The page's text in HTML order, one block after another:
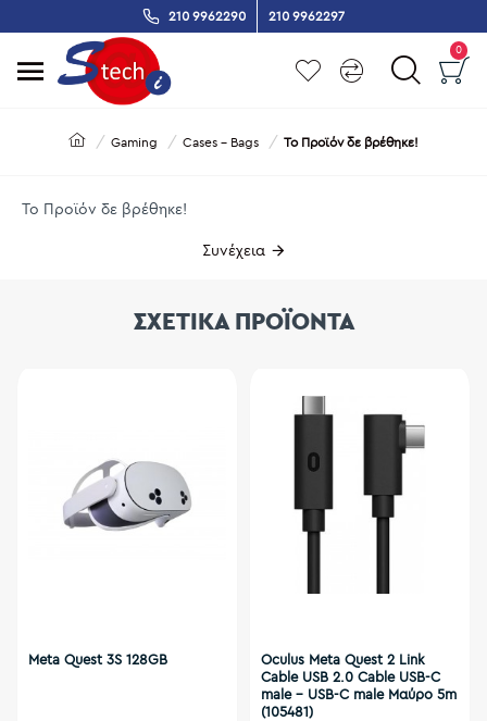
210 9962290 210 9962297
0
Gaming Cases - Bags Το Προϊόν δε βρέθηκε!
Το Προϊόν δε βρέθηκε!
Συνέχεια
ΣΧΕΤΙΚΑ ΠΡΟΪΟΝΤΑ
Meta Quest 3S 128GB
Oculus Meta Quest 2 Link
Cable USB 2.0 Cable USB-C
male - USB-C male Μαύρο 5m
(105481)